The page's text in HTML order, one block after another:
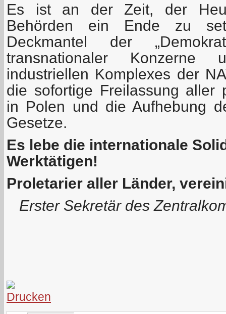
Es ist an der Zeit, der
Behörden ein Ende zu
Deckmantel der
transnationaler Konzerne
industriellen Komplexes der
die sofortige Freilassung aller
in Polen und die Aufhebung
Gesetze.
Es lebe die internationale
Werktätigen!
Proletarier aller Länder,
Erster Sekretär des